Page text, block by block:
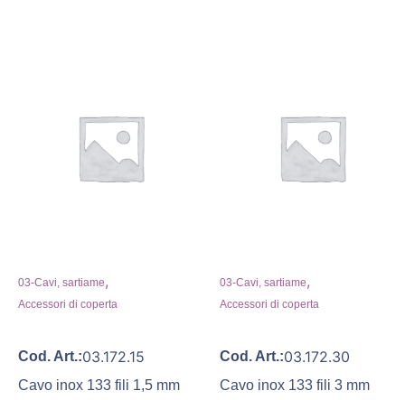
03-Cavi, sartiame,
Accessori di coperta
Cod. Art.:03.172.15
Cavo inox 133 fili 1,5 mm
03-Cavi, sartiame,
Accessori di coperta
Cod. Art.:03.172.30
Cavo inox 133 fili 3 mm